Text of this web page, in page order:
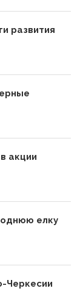
развития
акции
елку
Черкесии